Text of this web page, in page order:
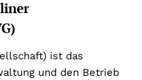
ist das
und den Betrieb